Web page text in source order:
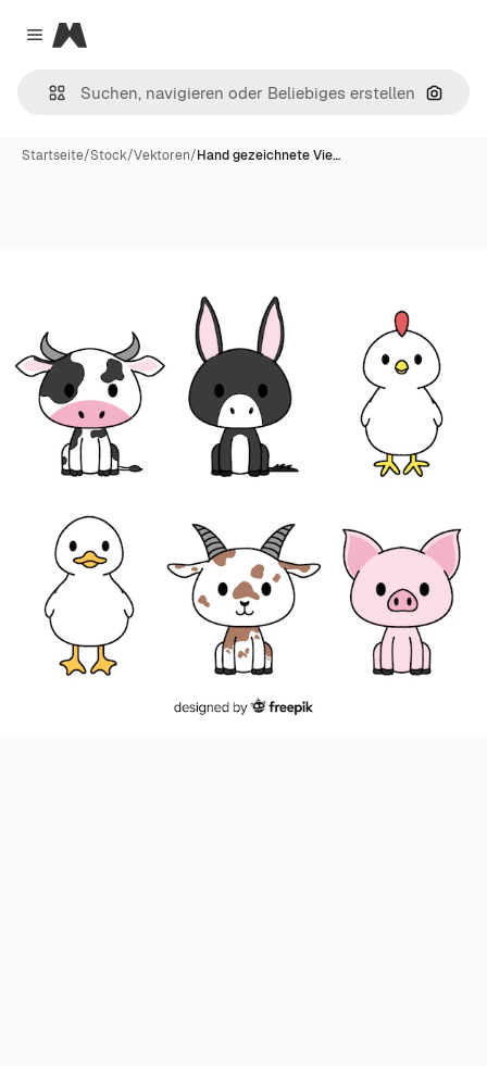
Close menu
Magnific
Nach
Startseite/Stock/Vektoren/Hand gezeichnete Vie…